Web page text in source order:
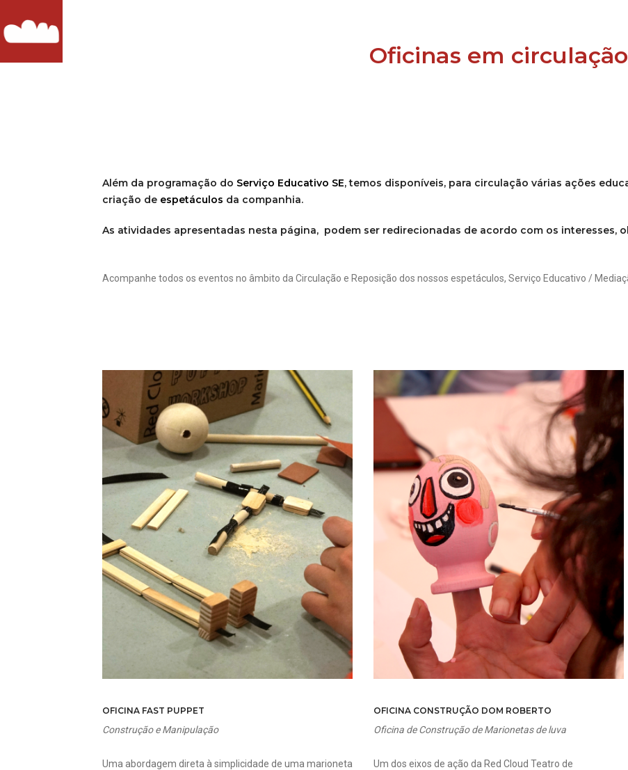
Oficinas em circulação
Além da programação do Serviço Educativo SE, temos disponíveis, para circulação várias ações
criação de espetáculos da companhia.
As atividades apresentadas nesta página, podem ser redirecionadas de acordo com os interesses,
Acompanhe todos os eventos no âmbito da Circulação e Reposição dos nossos espetáculos, Serviço Educativo /
OFICINA FAST PUPPET
Construção e Manipulação
Uma abordagem direta à simplicidade de uma marioneta
OFICINA CONSTRUÇÃO DOM ROBERTO
Oficina de Construção de Marionetas de luva
Um dos eixos de ação da Red Cloud Teatro de